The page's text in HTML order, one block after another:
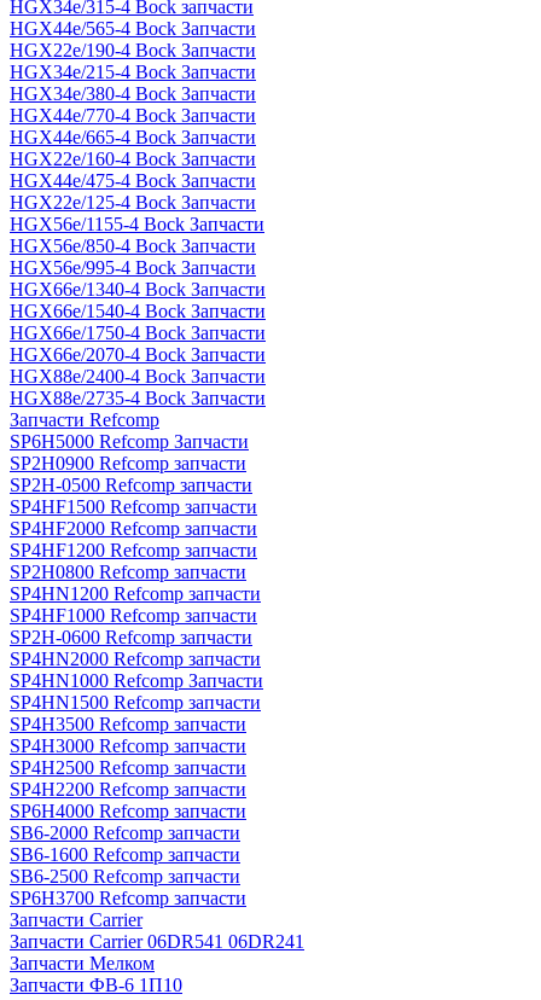
HGX34e/315-4 Bock запчасти
HGX44e/565-4 Bock Запчасти
HGX22e/190-4 Bock Запчасти
HGX34e/215-4 Bock Запчасти
HGX34e/380-4 Bock Запчасти
HGX44e/770-4 Bock Запчасти
HGX44e/665-4 Bock Запчасти
HGX22e/160-4 Bock Запчасти
HGX44e/475-4 Bock Запчасти
HGX22e/125-4 Bock Запчасти
HGX56e/1155-4 Bock Запчасти
HGX56e/850-4 Bock Запчасти
HGX56e/995-4 Bock Запчасти
HGX66e/1340-4 Bock Запчасти
HGX66e/1540-4 Bock Запчасти
HGX66e/1750-4 Bock Запчасти
HGX66e/2070-4 Bock Запчасти
HGX88e/2400-4 Bock Запчасти
HGX88e/2735-4 Bock Запчасти
Запчасти Refcomp
SP6H5000 Refcomp Запчасти
SP2H0900 Refcomp запчасти
SP2H-0500 Refcomp запчасти
SP4HF1500 Refcomp запчасти
SP4HF2000 Refcomp запчасти
SP4HF1200 Refcomp запчасти
SP2H0800 Refcomp запчасти
SP4HN1200 Refcomp запчасти
SP4HF1000 Refcomp запчасти
SP2H-0600 Refcomp запчасти
SP4HN2000 Refcomp запчасти
SP4HN1000 Refcomp Запчасти
SP4HN1500 Refcomp запчасти
SP4H3500 Refcomp запчасти
SP4H3000 Refcomp запчасти
SP4H2500 Refcomp запчасти
SP4H2200 Refcomp запчасти
SP6H4000 Refcomp запчасти
SB6-2000 Refcomp запчасти
SB6-1600 Refcomp запчасти
SB6-2500 Refcomp запчасти
SP6H3700 Refcomp запчасти
Запчасти Carrier
Запчасти Carrier 06DR541 06DR241
Запчасти Мелком
Запчасти ФВ-6 1П10